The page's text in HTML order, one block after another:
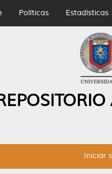
Políticas Estadísticas
Iniciar